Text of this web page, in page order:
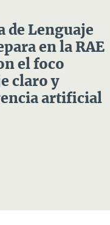
de Lenguaje
en la RAE
el foco
claro y
artificial